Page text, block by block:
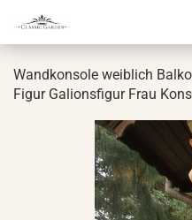
Wand­kon­so­le weib­lich
Figur Ga­li­ons­fi­gur Frau